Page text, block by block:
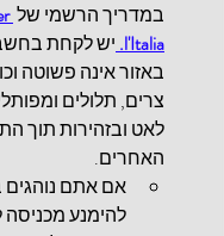
במדריך הרשמי של
l'Italia. יש לקחת
באזור אינה פשוטה
צרים, תלולים
לאט ובזהירות תוך
האחרים.
אם אתם